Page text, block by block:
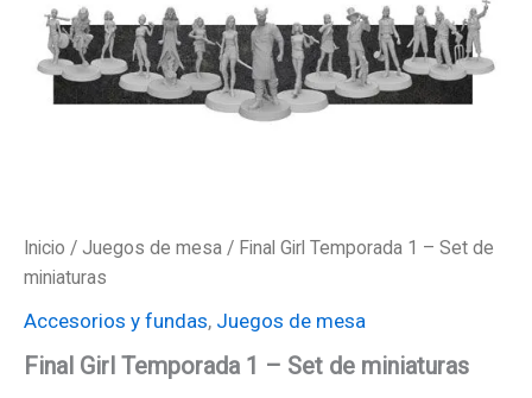
Inicio / Juegos de mesa / Final Girl Temporada 1 – Set de
miniaturas
Accesorios y fundas, Juegos de mesa
Final Girl Temporada 1 – Set de miniaturas